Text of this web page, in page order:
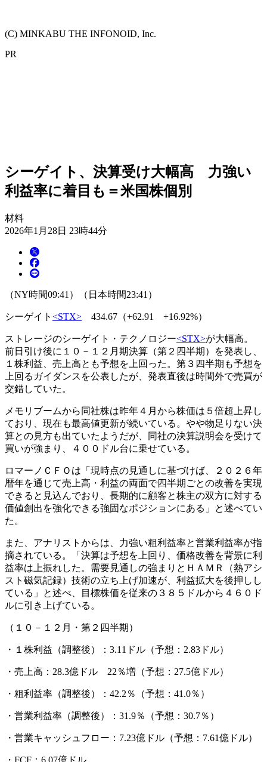
(C) MINKABU THE INFONOID, Inc.
PR
シーゲイト、決算受け大幅高 力強い
利益率に着目も＝米国株個別
材料
2026年1月28日 23時44分
（NY時間09:41）（日本時間23:41）
シーゲイト <STX> 434.67（+62.91 +16.92%）
ストレージのシーゲイト・テクノロジー<STX>が大幅高。
前日引け後に１０－１２月期決算（第２四半期）を発表し、
１株利益、売上高とも予想を上回った。第３四半期も予想を
上回るガイダンスを公表したが、発表直後は時間外で売買が
交錯していた。
メモリブームから同社株は昨年４月から株価は５倍超上昇し
ており、現在も最高値更新が続いている。やや物足りない決
算との見方も出ていたようだが、同社の決算説明会を受けて
買いが強まり、４００ドル台に乗せている。
ロマーノＣＦＯは「現時点の見通しに基づけば、２０２６年
暦年を通じて売上高・利益の両面で四半期ごとの改善を実現
できると見込んでおり、長期的に顧客と株主の双方に対する
価値創出を強化できる強固なポジションにある」と述べてい
た。
また、アナリストからは、力強い粗利益率と営業利益率が指
摘されている。「決算は予想を上回り、価格改善を背景に利
益率は上振れした。需要見通しの強まりとＨＡＭＲ（熱アシ
スト磁気記録）技術の立ち上げ加速が、利益拡大を後押しし
ている」と述べ、目標株価を従来の３８５ドルから４６０ド
ルに引き上げている。
（１０－１２月・第２四半期）
・１株利益（調整後）：3.11ドル（予想：2.83ドル）
・売上高：28.3億ドル 22％増（予想：27.5億ドル）
・粗利益率（調整後）：42.2％（予想：41.0％）
・営業利益率（調整後）：31.9％（予想：30.7％）
・営業キャッシュフロー：7.23億ドル（予想：7.61億ドル）
・FCF：6.07億ドル